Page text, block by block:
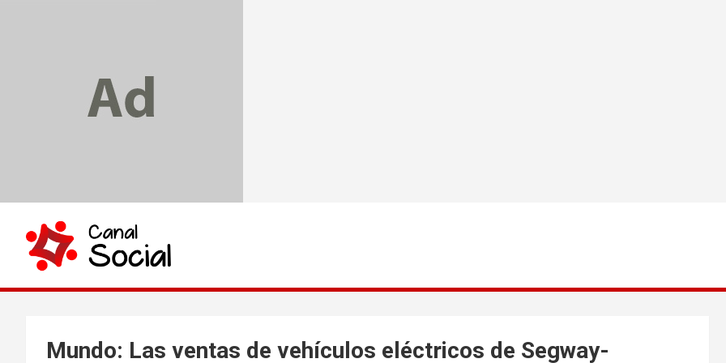
content
Canal Social
Mundo: Las ventas de vehículos eléctricos de Segway-